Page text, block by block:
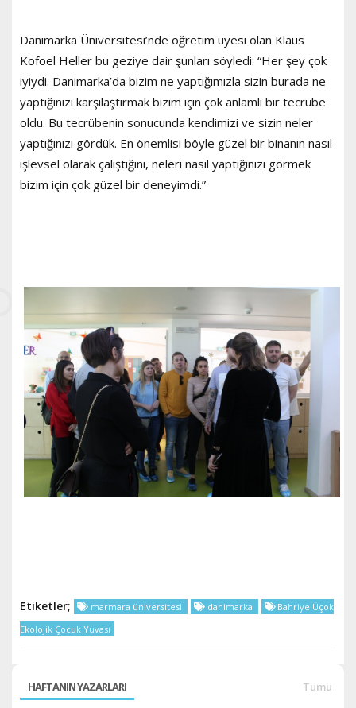
Danimarka Üniversitesi’nde öğretim üyesi olan Klaus
Kofoel Heller bu geziye dair şunları söyledi: “Her şey çok
iyiydi. Danimarka’da bizim ne yaptığımızla sizin burada ne
yaptığınızı karşılaştırmak bizim için çok anlamlı bir tecrübe
oldu. Bu tecrübenin sonucunda kendimizi ve sizin neler
yaptığınızı gördük. En önemlisi böyle güzel bir binanın nasıl
işlevsel olarak çalıştığını, neleri nasıl yaptığınızı görmek
bizim için çok güzel bir deneyimdi.”
Etiketler; marmara üniversitesi danimarka
Bahriye Üçok
Ekolojik Çocuk Yuvası
HAFTANIN YAZARLARI Tümü